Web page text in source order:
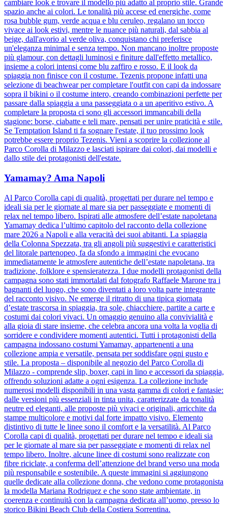
cambiare look e trovare il modello più adatto al proprio stile. Grande
spazio anche ai colori. Le tonalità più accese ed energiche, come
rosa bubble gum, verde acqua e blu ceruleo, regalano un tocco
vivace ai look estivi, mentre le nuance più naturali, dal sabbia al
beige, dall'avorio al verde oliva, conquistano chi preferisce
un'eleganza minimal e senza tempo. Non mancano inoltre proposte
più glamour, con dettagli luminosi e finiture dall'effetto metallico,
insieme a colori intensi come blu zaffiro e rosso. E il look da
spiaggia non finisce con il costume. Tezenis propone infatti una
selezione di beachwear per completare l'outfit con capi da indossare
sopra il bikini o il costume intero, creando combinazioni perfette per
passare dalla spiaggia a una passeggiata o a un aperitivo estivo. A
completare la proposta ci sono gli accessori immancabili della
stagione: borse, ciabatte e teli mare, pensati per unire praticità e stile.
Se Temptation Island ti fa sognare l'estate, il tuo prossimo look
potrebbe essere proprio Tezenis. Vieni a scoprire la collezione al
Parco Corolla di Milazzo e lasciati ispirare dai colori, dai modelli e
dallo stile dei protagonisti dell'estate.
Yamamay? Ama Napoli
Al Parco Corolla capi di qualità, progettati per durare nel tempo e
ideali sia per le giornate al mare sia per passeggiate e momenti di
relax nel tempo libero. Ispirati alle atmosfere dell’estate napoletana
Yamamay dedica l’ultimo capitolo del racconto della collezione
mare 2026 a Napoli e alla veracità dei suoi abitanti. La spiaggia
della Colonna Spezzata, tra gli angoli più suggestivi e caratteristici
del litorale partenopeo, fa da sfondo a immagini che evocano
immediatamente le atmosfere autentiche dell’estate napoletana, tra
tradizione, folklore e spensieratezza. I due modelli protagonisti della
campagna sono stati immortalati dal fotografo Raffaele Marone tra i
bagnanti del luogo, che sono diventati a loro volta parte integrante
del racconto visivo. Ne emerge il ritratto di una tipica giornata
d’estate trascorsa in spiaggia, tra sole, chiacchiere, partite a carte e
costumi dai colori vivaci. Un omaggio genuino alla convivialità e
alla gioia di stare insieme, che celebra ancora una volta la voglia di
sorridere e condividere momenti autentici. Tutti i protagonisti della
campagna indossano costumi Yamamay, appartenenti a una
collezione ampia e versatile, pensata per soddisfare ogni gusto e
stile. La proposta – disponibile al negozio del Parco Corolla di
Milazzo - comprende slip, boxer, capi in lino e accessori da spiaggia,
offrendo soluzioni adatte a ogni esigenza. La collezione include
numerosi modelli disponibili in una vasta gamma di colori e fantasie:
dalle versioni più essenziali in tinta unita, caratterizzate da tonalità
neutre ed eleganti, alle proposte più vivaci e originali, arricchite da
stampe multicolore e motivi dal forte impatto visivo. Elemento
distintivo di tutte le linee sono il comfort e la versatilità. Al Parco
Corolla capi di qualità, progettati per durare nel tempo e ideali sia
per le giornate al mare sia per passeggiate e momenti di relax nel
tempo libero. Inoltre, alcune linee di costumi sono realizzate con
fibre riciclate, a conferma dell’attenzione del brand verso una moda
più responsabile e sostenibile. A queste immagini si aggiungono
quelle dedicate alla collezione donna, che vedono come protagonista
la modella Mariana Rodriguez e che sono state ambientate, in
coerenza e continuità con la campagna dedicata all’uomo, presso lo
storico Bikini Beach Club della Costiera Sorrentina.